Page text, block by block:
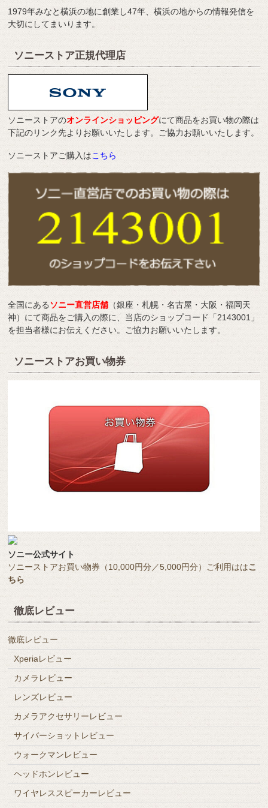
1979年みなと横浜の地に創業し47年、横浜の地からの情報発信を
大切にしてまいります。
ソニーストア正規代理店
ソニーストアのオンラインショッピングにて商品をお買い物の際は
下記のリンク先よりお願いいたします。ご協力お願いいたします。
ソニーストアご購入はこちら
全国にあるソニー直営店舗 （銀座・札幌・名古屋・大阪・福岡天
神）にて商品をご購入の際に、当店のショップコード「2143001」
を担当者様にお伝えください。ご協力お願いいたします。
ソニーストアお買い物券
ソニー公式サイト
ソニーストアお買い物券（10,000円分／5,000円分）ご利用ははこ
ちら
徹底レビュー
徹底レビュー
Xperiaレビュー
カメラレビュー
レンズレビュー
カメラアクセサリーレビュー
サイバーショットレビュー
ウォークマンレビュー
ヘッドホンレビュー
ワイヤレススピーカーレビュー